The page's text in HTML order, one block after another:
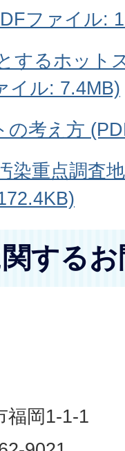
ファイル:
するホット
イル: 7.4MB)
の考え方
染重点調査
する
福岡1-1-1